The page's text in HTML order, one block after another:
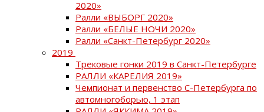
2020»
Ралли «ВЫБОРГ 2020»
Ралли «БЕЛЫЕ НОЧИ 2020»
Ралли «Санкт-Петербург 2020»
2019
Трековые гонки 2019 в Санкт-Петербурге
РАЛЛИ «КАРЕЛИЯ 2019»
Чемпионат и первенство С-Петербурга по
автомногоборью, 1 этап